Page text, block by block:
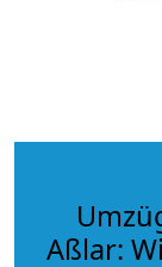
Aßlar: